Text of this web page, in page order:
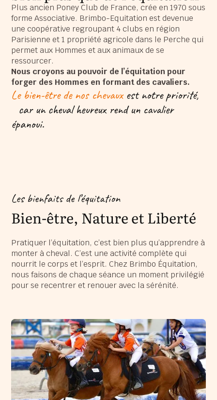
Plus ancien Poney Club de France, crée en 1970 sous
forme Associative. Brimbo-Equitation est devenue
une coopérative regroupant 4 clubs en région
Parisienne et 1 propriété agricole dans le Perche qui
permet aux Hommes et aux animaux de se
ressourcer.
Nous croyons au pouvoir de l’équitation pour
forger des Hommes en formant des cavaliers.
Le bien-être de nos chevauxest notre priorité,
car un cheval heureux rend un cavalier
épanoui.
Les bienfaits de l’équitation
Bien-être, Nature et Liberté
Pratiquer l’équitation, c’est bien plus qu’apprendre à
monter à cheval. C’est une activité complète qui
nourrit le corps et l’esprit. Chez Brimbo Équitation,
nous faisons de chaque séance un moment privilégié
pour se recentrer et renouer avec la sérénité.